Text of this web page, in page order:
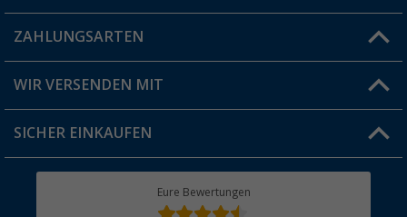
Blog
Jobs & Karriere
FAQ & Kontakt
Versandinformationen
Rücksendung
ZAHLUNGSARTEN
WIR VERSENDEN MIT
SICHER EINKAUFEN
Eure Bewertungen